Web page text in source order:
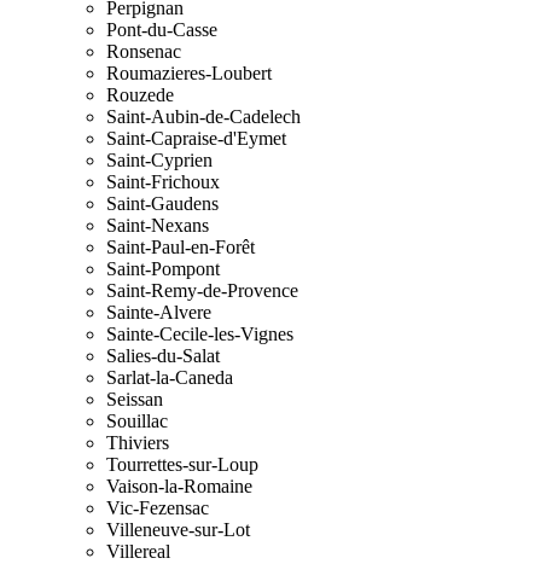
Perpignan
Pont-du-Casse
Ronsenac
Roumazieres-Loubert
Rouzede
Saint-Aubin-de-Cadelech
Saint-Capraise-d'Eymet
Saint-Cyprien
Saint-Frichoux
Saint-Gaudens
Saint-Nexans
Saint-Paul-en-Forêt
Saint-Pompont
Saint-Remy-de-Provence
Sainte-Alvere
Sainte-Cecile-les-Vignes
Salies-du-Salat
Sarlat-la-Caneda
Seissan
Souillac
Thiviers
Tourrettes-sur-Loup
Vaison-la-Romaine
Vic-Fezensac
Villeneuve-sur-Lot
Villereal